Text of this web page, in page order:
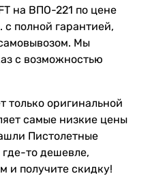
на ВПО-221 по цене
с полной гарантией,
Мы
с возможностью
только оригинальной
самые низкие цены
Пистолетные
то дешевле,
и получите скидку!